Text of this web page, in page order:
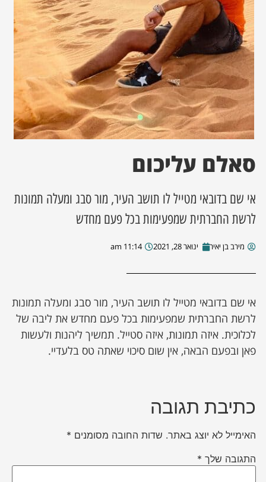
מסע מלחמה
השבוע
מקומית
עסקים
סאלם עליכום
אי שם בדובאי מטייל לו תושב העיר, מור סבג ומעלה תמונות
לרשת החברתית שמפעימות בכל פעם מחדש
מירב בן יאיר ינואר 28, 2021 11:14 am
אי שם בדובאי מטייל לו תושב העיר, מור סבג ומעלה תמונות
לרשת החברתית שמפעימות בכל פעם מחדש את ליבה של
לכלוכית. איזה תמונות, איזה סטייל. תמשיך ליהנות ולעשות
פאן ובפעם הבאה, אין שום סיכוי שאתה טס בלעדיי.
כתיבת תגובה
האימייל לא יוצג באתר. שדות החובה מסומנים *
התגובה שלך *